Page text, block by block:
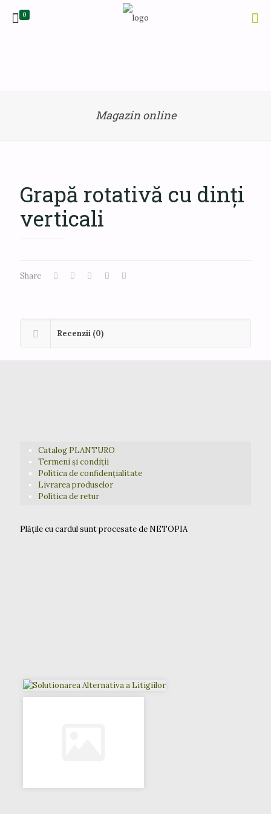
0
Magazin online
Grapă rotativă cu dinți
verticali
Share
Recenzii (0)
Catalog PLANTURO
Termeni și condiții
Politica de confidențialitate
Livrarea produselor
Politica de retur
Plățile cu cardul sunt procesate de NETOPIA